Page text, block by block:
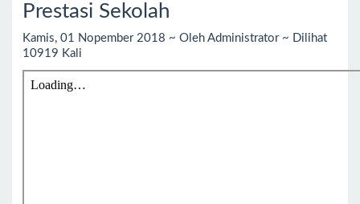
Prestasi Sekolah
Kamis, 01 Nopember 2018 ~ Oleh Administrator ~ Dilihat
10919 Kali